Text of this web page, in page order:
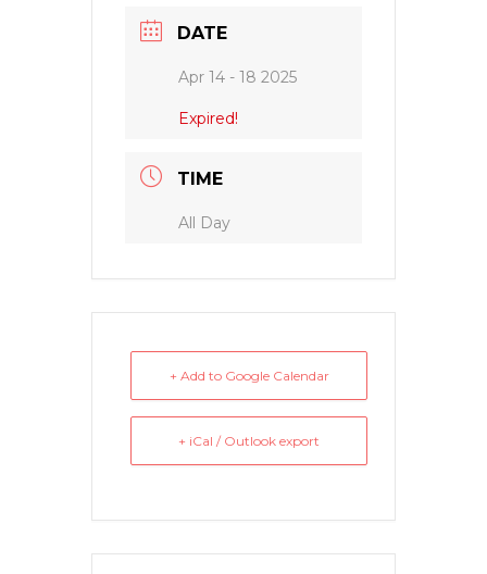
DATE
Apr 14 - 18 2025
Expired!
TIME
All Day
+ Add to Google Calendar
+ iCal / Outlook export